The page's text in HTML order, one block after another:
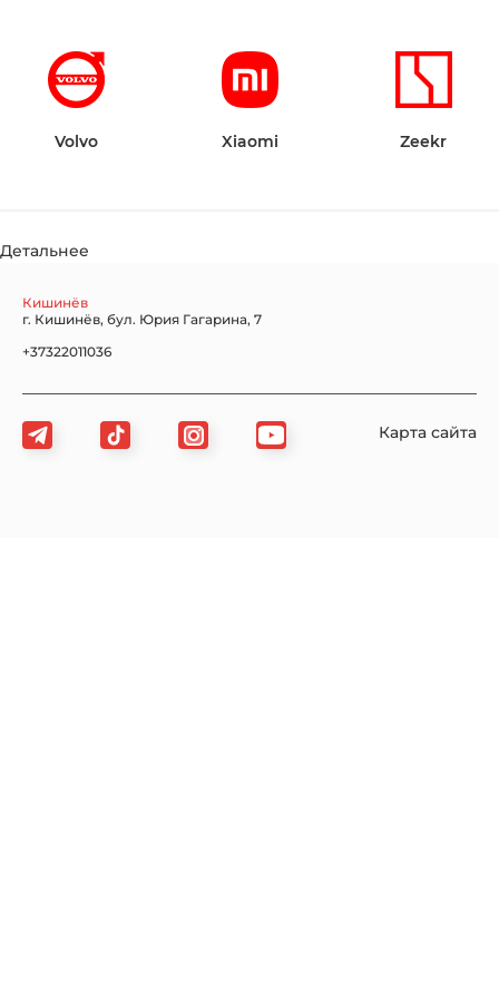
Volvo Xiaomi Zeekr
Детальнее
Кишинёв
г. Кишинёв, бул. Юрия Гагарина, 7
+37322011036
Карта сайта